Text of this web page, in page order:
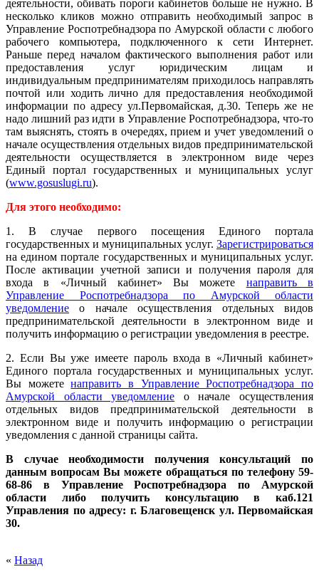
деятельности, обивать пороги кабинетов больше не нужно. В
несколько кликов можно отправить необходимый запрос в
Управление Роспотребнадзора по Амурской области с любого
рабочего компьютера, подключенного к сети Интернет.
Раньше перед началом фактического выполнения работ или
предоставления услуг юридическим лицам и
индивидуальным предпринимателям приходилось направлять
почтой или ходить лично для предоставления необходимой
информации по адресу ул.Первомайская, д.30. Теперь же не
надо лишний раз идти в Управление Роспотребнадзора, что-то
там выяснять, стоять в очередях, прием и учет уведомлений о
начале осуществления отдельных видов предпринимательской
деятельности осуществляется в электронном виде через
Единый портал государственных и муниципальных услуг
(www.gosuslugi.ru).
Для этого необходимо:
1. В случае первого посещения Единого портала
государственных и муниципальных услуг. Зарегистрироваться
на едином портале государственных и муниципальных услуг.
После активации учетной записи и получения пароля для
входа в «Личный кабинет» Вы можете направить в
Управление Роспотребнадзора по Амурской области
уведомление о начале осуществления отдельных видов
предпринимательской деятельности в электронном виде и
получить информацию о регистрации уведомления в реестре.
2. Если Вы уже имеете пароль входа в «Личный кабинет»
Единого портала государственных и муниципальных услуг.
Вы можетенаправить в Управление Роспотребнадзора по
Амурской области уведомление о начале осуществления
отдельных видов предпринимательской деятельности в
электронном видеи получить информацию о регистрации
уведомления с данной страницы сайта.
В случае необходимости получения консультаций по
данным вопросам Вы можете обращаться по телефону 59-
68-86 в Управление Роспотребнадзора по Амурской
области либо получить консультацию в каб.121
Управления по адресу: г. Благовещенск ул. Первомайская
30.
« Назад